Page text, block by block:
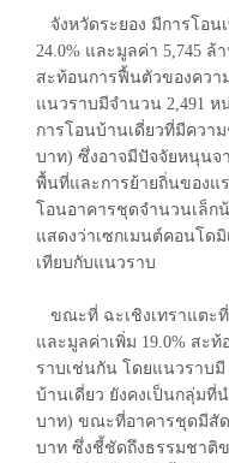
จังหวัดระยอง มีการโอน
24.0% และมูลค่า 5,745
สะท้อนการฟื้นตัวของควา
แนวราบมีจำนวน 2,491 ห
การโอนบ้านเดี่ยวที่มีควา
บาท) ซึ่งอาจมีปัจจัยหนุนจ
พื้นที่และการย้ายถิ่นของแ
โอนอาคารชุดจำนวนเล็ก
แสดงว่าเซกเมนต์คอนโด
เทียบกับแนวราบ
ขณะที่ ฉะเชิงเทราแตะที่
และมูลค่าเพิ่ม 19.0% สะ
ราบเช่นกัน โดยแนวราบมี
บ้านเดี่ยว ยังคงเป็นกลุ่มที่
บาท) ขณะที่อาคารชุดมีสัด
บาท ซึ่งชี้ชัดถึงธรรมชาติ